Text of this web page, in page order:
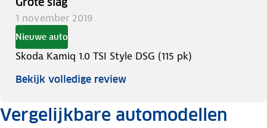
1 november 2019
Nieuwe auto
Skoda Kamiq 1.0 TSI Style DSG (115 pk)
Bekijk volledige review
Vergelijkbare automodellen